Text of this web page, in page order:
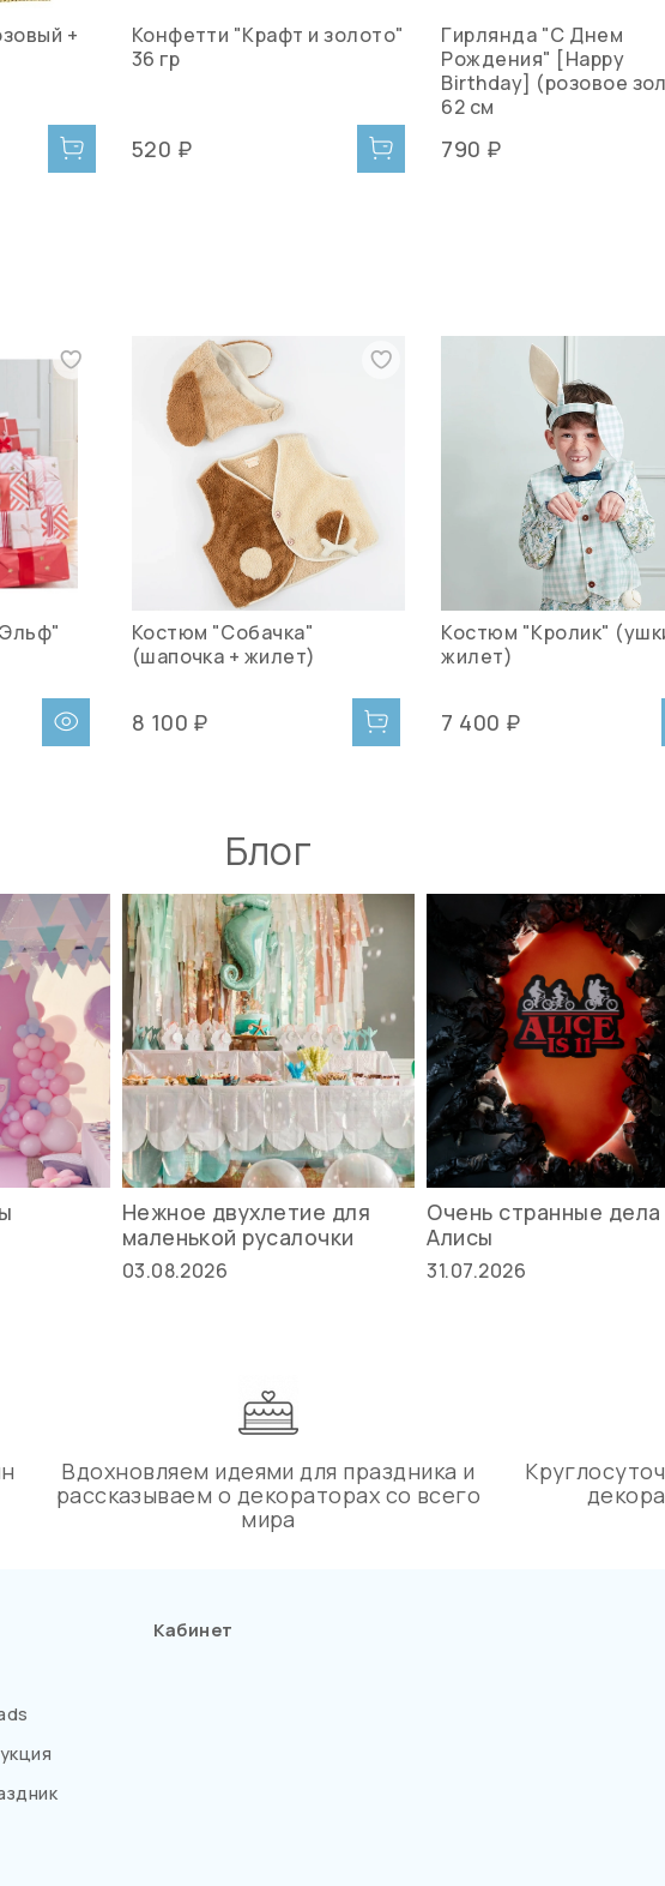
+
Конфетти "Крафт и золото"
36 гр
520 ₽
Гирлянда "С Днем
Рождения" [Happy
Birthday] (розовое
62 см
790 ₽
Костюм "Собачка"
(шапочка + жилет)
8 100 ₽
Костюм "Кролик"
жилет)
7 400 ₽
Блог
Нежное двухлетие для
маленькой русалочки
03.08.2026
Очень странные дела
Алисы
31.07.2026
Вдохновляем идеями для праздника и
рассказываем о декораторах со всего
мира
Кабинет